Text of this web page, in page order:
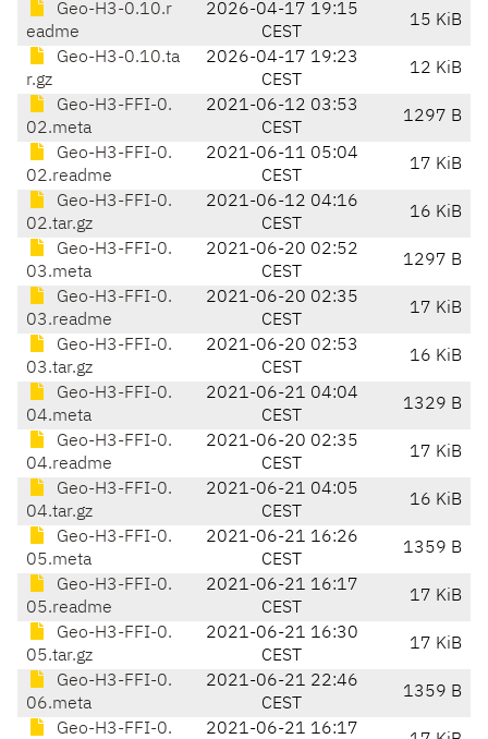
Geo-H3-0.10.r
eadme
2026-04-17 19:15
CEST
15 KiB
Geo-H3-0.10.ta
r.gz
2026-04-17 19:23
CEST
12 KiB
Geo-H3-FFI-0.
02.meta
2021-06-12 03:53
CEST
1297 B
Geo-H3-FFI-0.
02.readme
2021-06-11 05:04
CEST
17 KiB
Geo-H3-FFI-0.
02.tar.gz
2021-06-12 04:16
CEST
16 KiB
Geo-H3-FFI-0.
03.meta
2021-06-20 02:52
CEST
1297 B
Geo-H3-FFI-0.
03.readme
2021-06-20 02:35
CEST
17 KiB
Geo-H3-FFI-0.
03.tar.gz
2021-06-20 02:53
CEST
16 KiB
Geo-H3-FFI-0.
04.meta
2021-06-21 04:04
CEST
1329 B
Geo-H3-FFI-0.
04.readme
2021-06-20 02:35
CEST
17 KiB
Geo-H3-FFI-0.
04.tar.gz
2021-06-21 04:05
CEST
16 KiB
Geo-H3-FFI-0.
05.meta
2021-06-21 16:26
CEST
1359 B
Geo-H3-FFI-0.
05.readme
2021-06-21 16:17
CEST
17 KiB
Geo-H3-FFI-0.
05.tar.gz
2021-06-21 16:30
CEST
17 KiB
Geo-H3-FFI-0.
06.meta
2021-06-21 22:46
CEST
1359 B
Geo-H3-FFI-0.
2021-06-21 16:17